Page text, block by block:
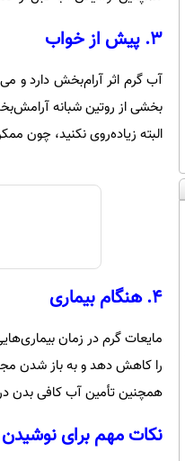
۳. پیش از خواب
آب گرم اثر آرام‌بخش دارد و
بخشی از روتین شبانه
البته زیاده‌روی نکنید، چون
۴. هنگام بیماری
مایعات گرم در زمان
را کاهش دهد و به باز شدن
همچنین تأمین آب کافی بدن
نکات مهم برای